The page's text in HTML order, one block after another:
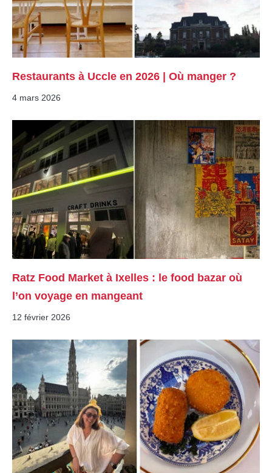
Restaurants à Uccle en 2026 | Où manger ?
4 mars 2026
Ratz Food Market à Ixelles : le food bazar où
l’on voyage en mangeant
12 février 2026